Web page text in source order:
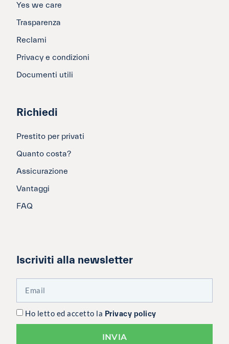
Yes we care
Trasparenza
Reclami
Privacy e condizioni
Documenti utili
Richiedi
Prestito per privati
Quanto costa?
Assicurazione
Vantaggi
FAQ
Iscriviti alla newsletter
Ho letto ed accetto la Privacy policy
INVIA